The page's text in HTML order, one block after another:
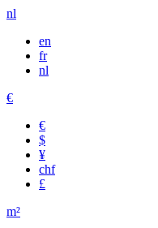
nl
en
fr
nl
€
€
$
¥
chf
£
m²